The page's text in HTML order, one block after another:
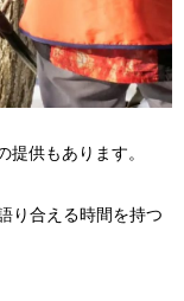
供もあります。
合える時間を持つ